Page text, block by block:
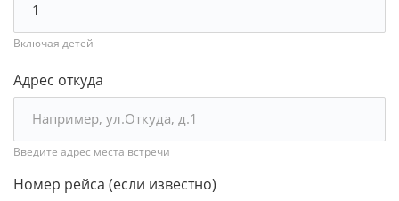
Включая детей
Адрес откуда
Введите адрес места встречи
Номер рейса (если известно)